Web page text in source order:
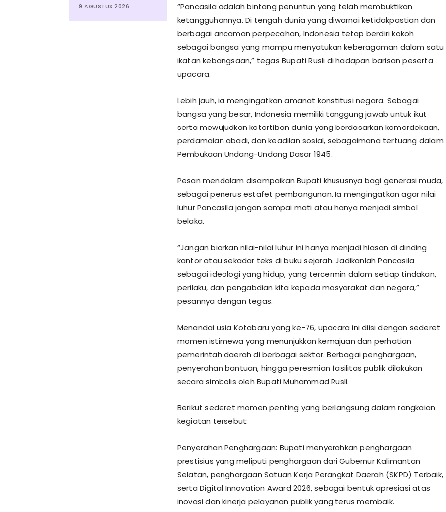
9 AGUSTUS 2026
“Pancasila adalah bintang penuntun yang telah membuktikan
ketangguhannya. Di tengah dunia yang diwarnai ketidakpastian dan
berbagai ancaman perpecahan, Indonesia tetap berdiri kokoh
sebagai bangsa yang mampu menyatukan keberagaman dalam satu
ikatan kebangsaan,” tegas Bupati Rusli di hadapan barisan peserta
upacara.
Lebih jauh, ia mengingatkan amanat konstitusi negara. Sebagai
bangsa yang besar, Indonesia memiliki tanggung jawab untuk ikut
serta mewujudkan ketertiban dunia yang berdasarkan kemerdekaan,
perdamaian abadi, dan keadilan sosial, sebagaimana tertuang dalam
Pembukaan Undang-Undang Dasar 1945.
Pesan mendalam disampaikan Bupati khususnya bagi generasi muda,
sebagai penerus estafet pembangunan. Ia mengingatkan agar nilai
luhur Pancasila jangan sampai mati atau hanya menjadi simbol
belaka.
“Jangan biarkan nilai-nilai luhur ini hanya menjadi hiasan di dinding
kantor atau sekadar teks di buku sejarah. Jadikanlah Pancasila
sebagai ideologi yang hidup, yang tercermin dalam setiap tindakan,
perilaku, dan pengabdian kita kepada masyarakat dan negara,”
pesannya dengan tegas.
Menandai usia Kotabaru yang ke-76, upacara ini diisi dengan sederet
momen istimewa yang menunjukkan kemajuan dan perhatian
pemerintah daerah di berbagai sektor. Berbagai penghargaan,
penyerahan bantuan, hingga peresmian fasilitas publik dilakukan
secara simbolis oleh Bupati Muhammad Rusli.
Berikut sederet momen penting yang berlangsung dalam rangkaian
kegiatan tersebut:
Penyerahan Penghargaan: Bupati menyerahkan penghargaan
prestisius yang meliputi penghargaan dari Gubernur Kalimantan
Selatan, penghargaan Satuan Kerja Perangkat Daerah (SKPD) Terbaik,
serta Digital Innovation Award 2026, sebagai bentuk apresiasi atas
inovasi dan kinerja pelayanan publik yang terus membaik.